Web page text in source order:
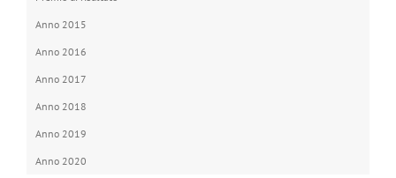
Anno 2015
Anno 2016
Anno 2017
Anno 2018
Anno 2019
Anno 2020